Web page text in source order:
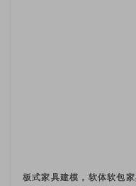
板式家具建模，软体软包